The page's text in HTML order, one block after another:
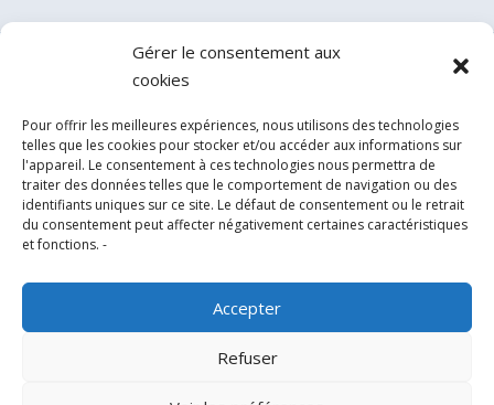
Gérer le consentement aux
cookies
Pour offrir les meilleures expériences, nous utilisons des technologies
telles que les cookies pour stocker et/ou accéder aux informations sur
l'appareil. Le consentement à ces technologies nous permettra de
traiter des données telles que le comportement de navigation ou des
identifiants uniques sur ce site. Le défaut de consentement ou le retrait
du consentement peut affecter négativement certaines caractéristiques
et fonctions. -
Accepter
Refuser
Experts en conception, fabrication et fourniture
secteur hospitalier.